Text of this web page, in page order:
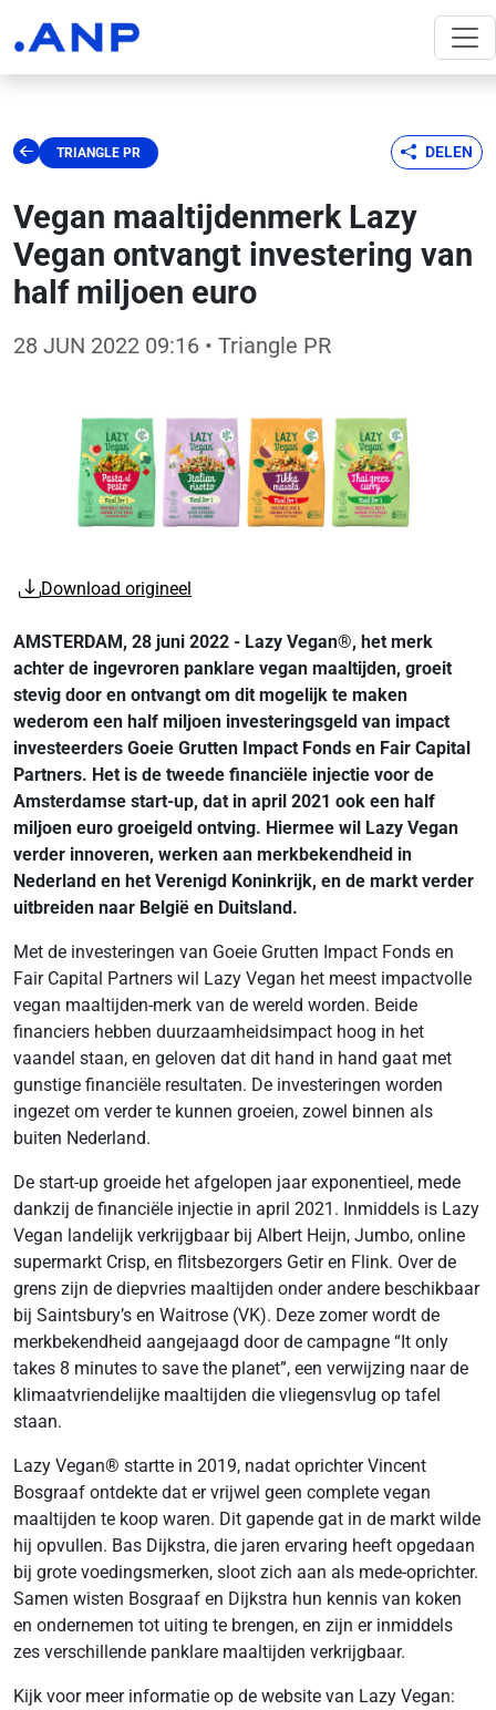
TRIANGLE PR DELEN
Vegan maaltijdenmerk Lazy
Vegan ontvangt investering van
half miljoen euro
28 JUN 2022 09:16 • Triangle PR
Download origineel
AMSTERDAM, 28 juni 2022 - Lazy Vegan®, het merk
achter de ingevroren panklare vegan maaltijden, groeit
stevig door en ontvangt om dit mogelijk te maken
wederom een half miljoen investeringsgeld van impact
investeerders Goeie Grutten Impact Fonds en Fair Capital
Partners. Het is de tweede financiële injectie voor de
Amsterdamse start-up, dat in april 2021 ook een half
miljoen euro groeigeld ontving. Hiermee wil Lazy Vegan
verder innoveren, werken aan merkbekendheid in
Nederland en het Verenigd Koninkrijk, en de markt verder
uitbreiden naar België en Duitsland.
Met de investeringen van Goeie Grutten Impact Fonds en
Fair Capital Partners wil Lazy Vegan het meest impactvolle
vegan maaltijden-merk van de wereld worden. Beide
financiers hebben duurzaamheidsimpact hoog in het
vaandel staan, en geloven dat dit hand in hand gaat met
gunstige financiële resultaten. De investeringen worden
ingezet om verder te kunnen groeien, zowel binnen als
buiten Nederland.
De start-up groeide het afgelopen jaar exponentieel, mede
dankzij de financiële injectie in april 2021. Inmiddels is Lazy
Vegan landelijk verkrijgbaar bij Albert Heijn, Jumbo, online
supermarkt Crisp, en flitsbezorgers Getir en Flink. Over de
grens zijn de diepvries maaltijden onder andere beschikbaar
bij Saintsbury’s en Waitrose (VK). Deze zomer wordt de
merkbekendheid aangejaagd door de campagne “It only
takes 8 minutes to save the planet”, een verwijzing naar de
klimaatvriendelijke maaltijden die vliegensvlug op tafel
staan.
Lazy Vegan® startte in 2019, nadat oprichter Vincent
Bosgraaf ontdekte dat er vrijwel geen complete vegan
maaltijden te koop waren. Dit gapende gat in de markt wilde
hij opvullen. Bas Dijkstra, die jaren ervaring heeft opgedaan
bij grote voedingsmerken, sloot zich aan als mede-oprichter.
Samen wisten Bosgraaf en Dijkstra hun kennis van koken
en ondernemen tot uiting te brengen, en zijn er inmiddels
zes verschillende panklare maaltijden verkrijgbaar.
Kijk voor meer informatie op de website van Lazy Vegan: